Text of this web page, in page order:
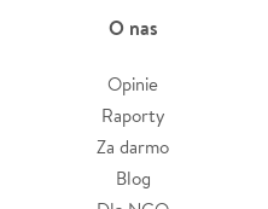
O nas
Opinie
Raporty
Za darmo
Blog